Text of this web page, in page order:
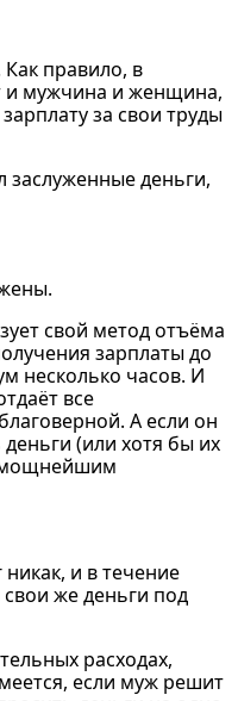
Как правило, в
и мужчина и женщина,
за свои труды
заслуженные деньги,
свой метод отъёма
зарплаты до
несколько часов. И
все
А если он
деньги (или хотя бы их
мощнейшим
и в течение
же деньги под
расходах,
если муж решит